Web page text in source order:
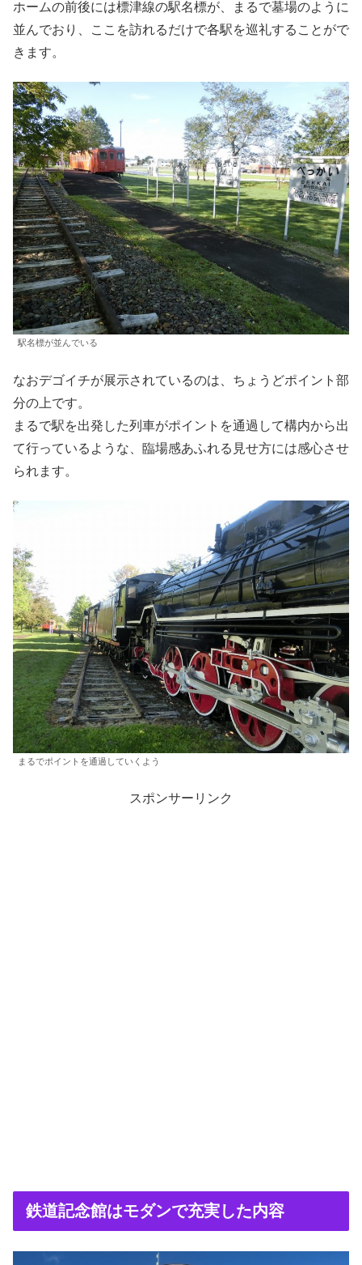
ホームの前後には標津線の駅名標が、まるで墓場のように
並んでおり、ここを訪れるだけで各駅を巡礼することがで
きます。
駅名標が並んでいる
なおデゴイチが展示されているのは、ちょうどポイント部
分の上です。
まるで駅を出発した列車がポイントを通過して構内から出
て行っているような、臨場感あふれる見せ方には感心させ
られます。
まるでポイントを通過していくよう
スポンサーリンク
鉄道記念館はモダンで充実した内容